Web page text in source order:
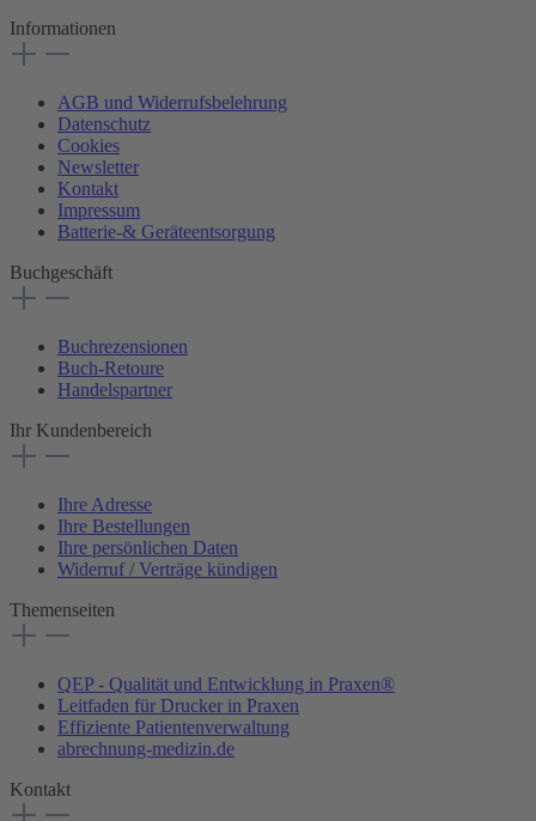
Informationen
AGB und Widerrufsbelehrung
Datenschutz
Cookies
Newsletter
Kontakt
Impressum
Batterie-& Geräteentsorgung
Buchgeschäft
Buchrezensionen
Buch-Retoure
Handelspartner
Ihr Kundenbereich
Ihre Adresse
Ihre Bestellungen
Ihre persönlichen Daten
Widerruf / Verträge kündigen
Themenseiten
QEP - Qualität und Entwicklung in Praxen®
Leitfaden für Drucker in Praxen
Effiziente Patientenverwaltung
abrechnung-medizin.de
Kontakt